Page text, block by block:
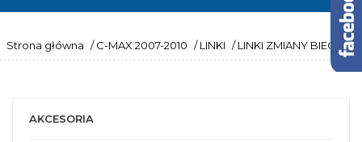
Strona główna / C-MAX 2007-2010 / LINKI / LINKI ZMIANY BIEGÓW
AKCESORIA